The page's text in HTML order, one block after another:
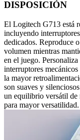
DISPOSICIÓN
El Logitech G713 está
incluyendo
dedicados. Reproduce
volumen mientras
en el juego.
interruptores
la mayor
son suaves y
un equilibrio versátil de
para mayor versatilidad.